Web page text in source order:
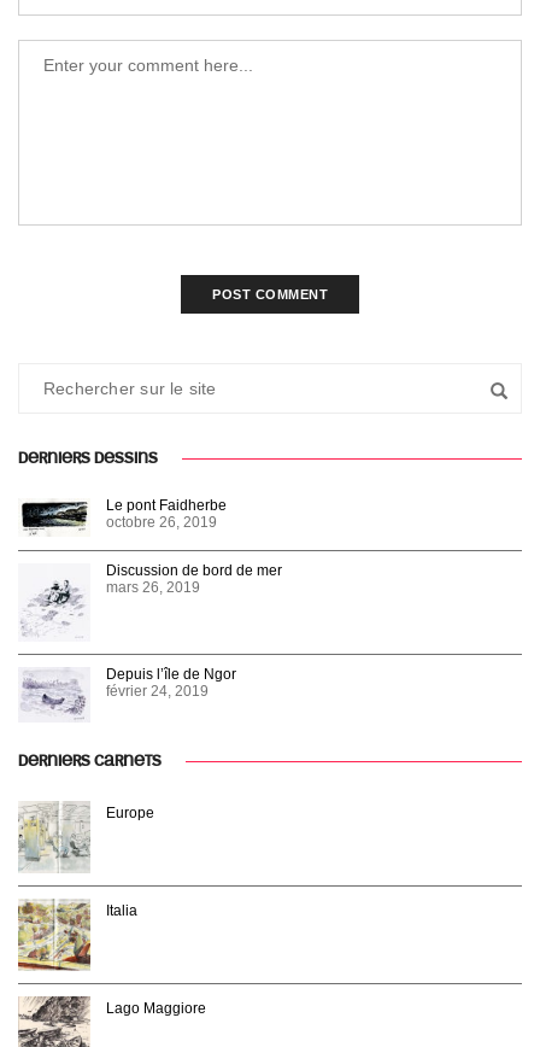
DERNIERS DESSINS
Le pont Faidherbe
octobre 26, 2019
Discussion de bord de mer
mars 26, 2019
Depuis l’île de Ngor
février 24, 2019
DERNIERS CARNETS
Europe
Italia
Lago Maggiore